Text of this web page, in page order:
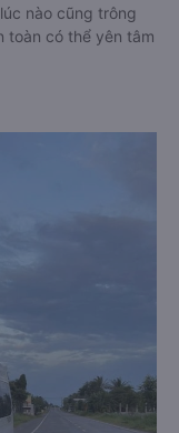
nào cũng trông
toàn có thể yên tâm